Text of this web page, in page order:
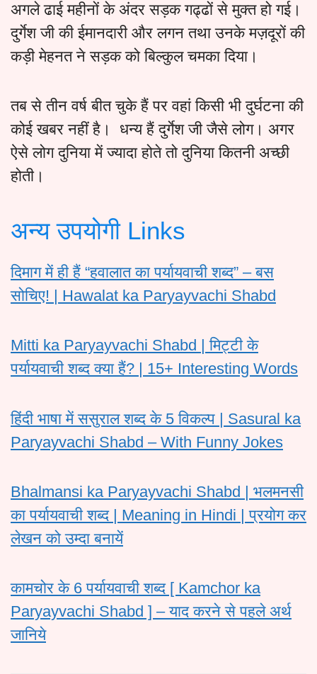
अगले ढाई महीनों के अंदर सड़क गढ्ढों से मुक्त हो गई।
दुर्गेश जी की ईमानदारी और लगन तथा उनके मज़दूरों की
कड़ी मेहनत ने सड़क को बिल्कुल चमका दिया।
तब से तीन वर्ष बीत चुके हैं पर वहां किसी भी दुर्घटना की
कोई खबर नहीं है। धन्य हैं दुर्गेश जी जैसे लोग। अगर
ऐसे लोग दुनिया में ज्यादा होते तो दुनिया कितनी अच्छी
होती।
अन्य उपयोगी Links
दिमाग में ही हैं “हवालात का पर्यायवाची शब्द” – बस
सोचिए! | Hawalat ka Paryayvachi Shabd
Mitti ka Paryayvachi Shabd | मिट्टी के
पर्यायवाची शब्द क्या हैं? | 15+ Interesting Words
हिंदी भाषा में ससुराल शब्द के 5 विकल्प | Sasural ka
Paryayvachi Shabd – With Funny Jokes
Bhalmansi ka Paryayvachi Shabd | भलमनसी
का पर्यायवाची शब्द | Meaning in Hindi | प्रयोग कर
लेखन को उम्दा बनायें
कामचोर के 6 पर्यायवाची शब्द [ Kamchor ka
Paryayvachi Shabd ] – याद करने से पहले अर्थ
जानिये